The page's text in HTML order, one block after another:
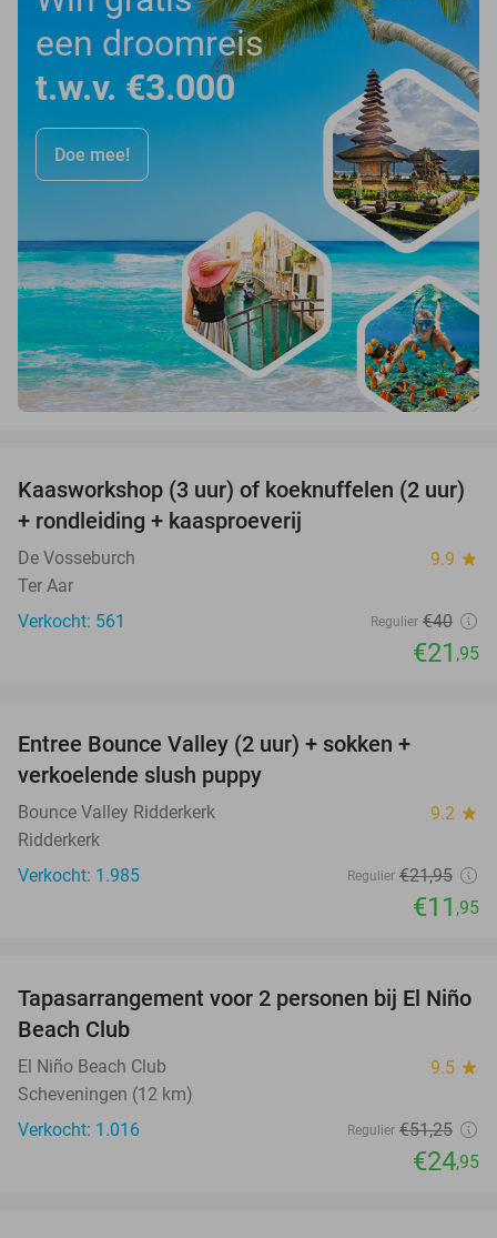
een droomreis
t.w.v. €3.000
Doe mee!
45%
Kaasworkshop (3 uur) of koeknuffelen (2 uur)
+ rondleiding + kaasproeverij
De Vosseburch 9.9 star
Ter Aar
Verkocht: 561
Regulier €40
€21 ,95
Entree Bounce Valley (2 uur) + sokken +
verkoelende slush puppy
Bounce Valley Ridderkerk 9.2 star
Ridderkerk
Verkocht: 1.985
Regulier €21,95
€11 ,95
51%
Tapasarrangement voor 2 personen bij El Niño
Beach Club
El Niño Beach Club 9.5 star
Scheveningen (12 km)
Verkocht: 1.016
Regulier €51,25
€24,95